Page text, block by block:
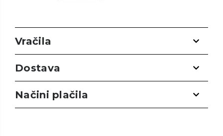
Vračila
Dostava
Načini plačila